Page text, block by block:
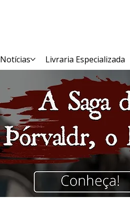
Notícias Livraria Especializada